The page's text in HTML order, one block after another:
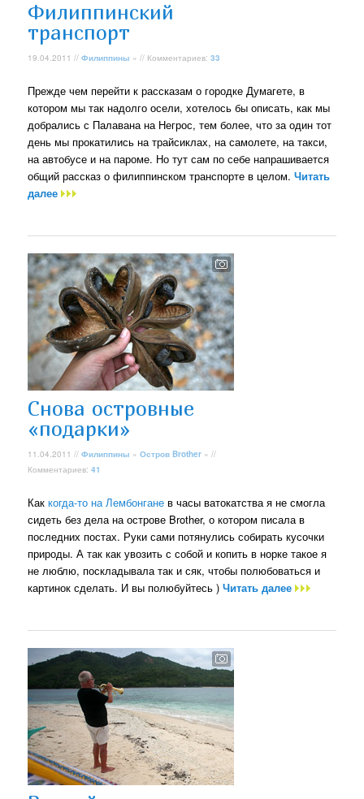
Филиппинский
транспорт
19.04.2011 //Филиппины » // Комментариев:33
Прежде чем перейти к рассказам о городке Думагете, в
котором мы так надолго осели, хотелось бы описать, как мы
добрались с Палавана на Негрос, тем более, что за один тот
день мы прокатились на трайсиклах, на самолете, на такси,
на автобусе и на пароме. Но тут сам по себе напрашивается
общий рассказ о филиппинском транспорте в целом.Читать
далее
Снова островные
«подарки»
11.04.2011 //Филиппины »Остров Brother » //
Комментариев:41
Каккогда-то на Лембонгане в часы ватокатства я не смогла
сидеть без дела на острове Brother, о котором писала в
последних постах. Руки сами потянулись собирать кусочки
природы. А так как увозить с собой и копить в норке такое я
не люблю, поскладывала так и сяк, чтобы полюбоваться и
картинок сделать. И вы полюбуйтесь )Читать далее